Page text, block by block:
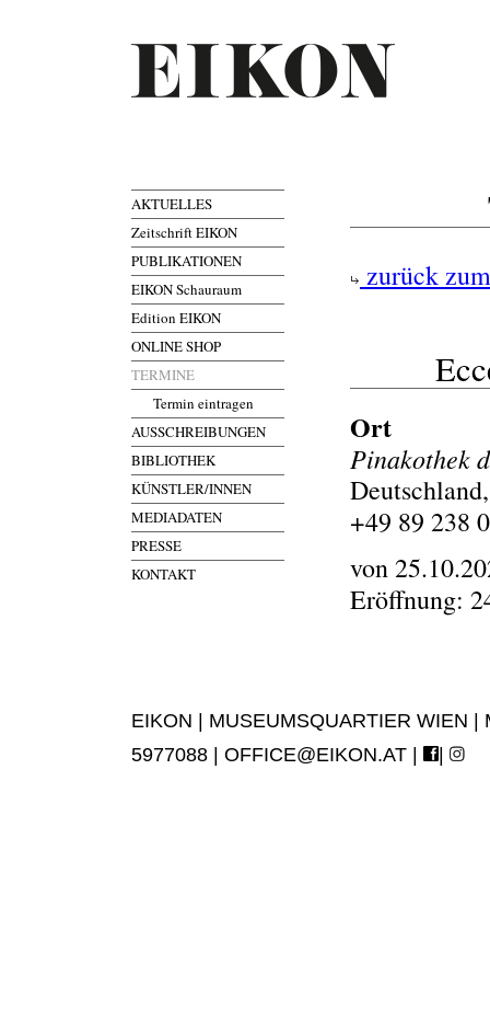
AKTUELLES
Zeitschrift EIKON
PUBLIKATIONEN
EIKON Schauraum
Edition EIKON
ONLINE SHOP
TERMINE
Termin eintragen
AUSSCHREIBUNGEN
BIBLIOTHEK
KÜNSTLER/INNEN
MEDIADATEN
PRESSE
KONTAKT
zurück
Ort
Pinakothek
+49 89 238
von
Eröffnung:
EIKON | MUSEUMSQUARTIER WIEN
5977088 | OFFICE@EIKON.AT | |